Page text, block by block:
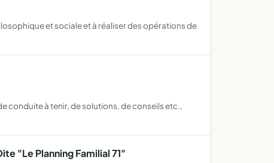
et sociale et à réaliser des opérations de
conduite à tenir, de solutions, de conseils etc.,
"Le Planning Familial 71"